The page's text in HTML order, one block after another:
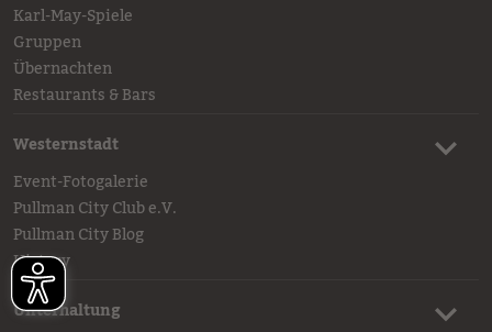
Karl-May-Spiele
Gruppen
Übernachten
Restaurants & Bars
Westernstadt
Event-Fotogalerie
Pullman City Club e.V.
Pullman City Blog
History
Unterhaltung